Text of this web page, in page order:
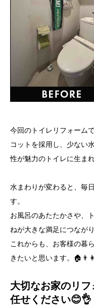
今回のトイレリフォーム
コットを採用し、少ない
性が魅力のトイレに生ま
水まわりが変わると、毎
す。
お風呂のあたたかさや、
ねが大きな満足につながり
これからも、お客様の暮
きたいと思います。
大切なお家のリ
任せください😊👌